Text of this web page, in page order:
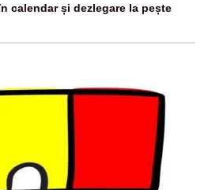
calendar și dezlegare la pește